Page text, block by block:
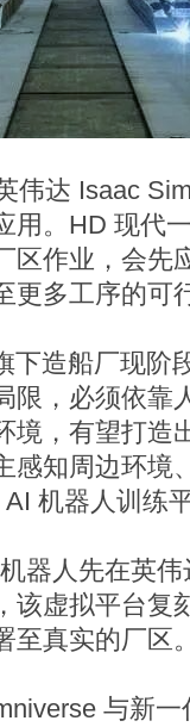
达 Isaac
用。HD 现代
区作业，会先
更多工序的可
造船厂现阶
限，必须依靠
境，有望打造
感知周边环境
机器人训练
器人先在英伟
该虚拟平台复
至真实的厂区
与新一